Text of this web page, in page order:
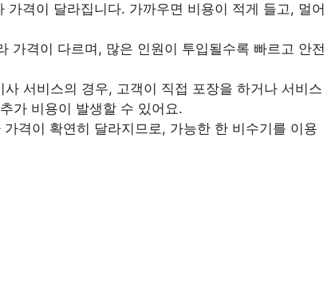
가격이 달라집니다. 가까우면 비용이 적게 들고, 멀어
가격이 다르며, 많은 인원이 투입될수록 빠르고 안전
사 서비스의 경우, 고객이 직접 포장을 하거나 서비스
가 비용이 발생할 수 있어요.
격이 확연히 달라지므로, 가능한 한 비수기를 이용